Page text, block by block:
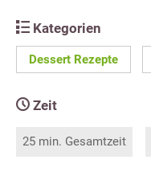
Kategorien
Dessert Rezepte
Zeit
25 min. Gesamtzeit